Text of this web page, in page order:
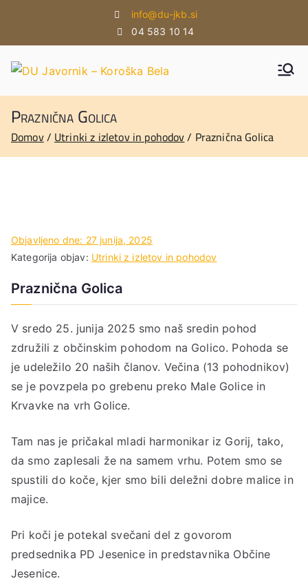
vsebino
info@du-jkb.si
04 583 10 14
RNIK
–
Javorni
Bela
Praznična Golica
Domov Utrinki z izletov in pohodov Praznična Golica
Objavljeno dne: 27 junija, 2025
Kategorija objav: Utrinki z izletov in pohodov
Praznična Golica
V sredo 25. junija 2025 smo naš sredin pohod
združili z občinskim pohodom na Golico. Pohoda se
je udeležilo 20 naših članov. Večina (13 pohodnikov)
se je povzpela po grebenu preko Male Golice in
Krvavke na vrh Golice.
Tam nas je pričakal mladi harmonikar iz Gorij, tako,
da smo zaplesali že na samem vrhu. Potem smo se
spustili do koče, kjer smo bili deležni dobre malice in
majice.
Pri koči je potekal svečani del z govorom
predsednika PD Jesenice in predstavnika Občine
Jesenice.